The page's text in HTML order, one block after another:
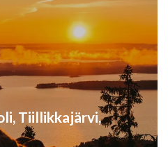
Tiillikkajärvi,